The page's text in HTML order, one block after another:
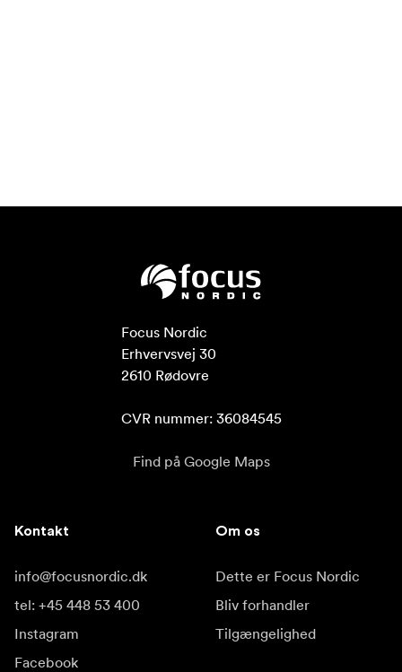
Focus Nordic
Erhvervsvej 30
2610 Rødovre
CVR nummer: 36084545
Find på Google Maps
Kontakt
info@focusnordic.dk
tel: +45 448 53 400
Instagram
Facebook
Om os
Dette er Focus Nordic
Bliv forhandler
Tilgængelighed